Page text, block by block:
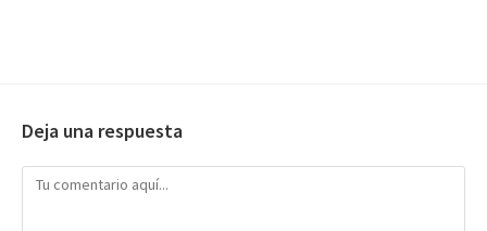
Deja una respuesta